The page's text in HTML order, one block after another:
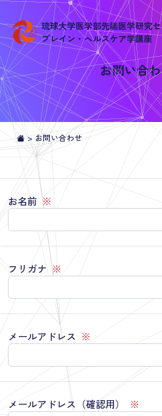
琉球大学医学部先端医学研究
ブレイン・ヘルスケア学講座
お問い合
> お問い合わせ
お名前 ※
フリガナ ※
メールアドレス ※
メールアドレス（確認用） ※